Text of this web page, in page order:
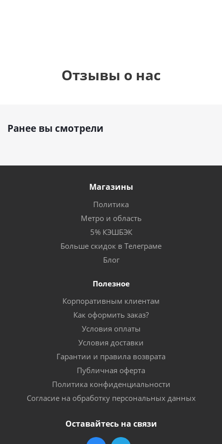
Отзывы о нас
Ранее вы смотрели
Магазины
Политика
Метро и область
5% КЭШБЭК
Больше скидок в Телеграме
Блог
Полезное
Корпоративным клиентам
Как оформить заказ?
Условия оплаты
Условия доставки
Гарантии и правила возврата
Публичная оферта
Политика конфиденциальности
Согласие на обработку персональных данных
Оставайтесь на связи